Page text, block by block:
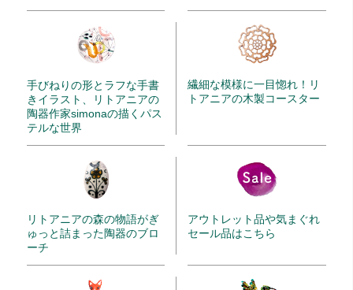
手びねりの形とラフな手書
きイラスト、リトアニアの
陶器作家simonaの描くパス
テルな世界
繊細な模様に一目惚れ！リ
トアニアの木製コースター
リトアニアの森の物語がぎ
ゅっと詰まった陶器のブロ
ーチ
アウトレット品や気まぐれ
セール品はこちら